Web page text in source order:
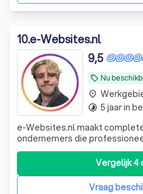
10.e-Websites.nl
local_offer Nu
9,5
e-Websites.nl maakt
ondernemers die
zonder technisch gedoe. Veel ondernemers weten dat ze
een goede website nodig
keuzes zoals hosting,
onderhoud, beveiliging en
Vraag
Vergelijk
place
timelapse 5 jaar in